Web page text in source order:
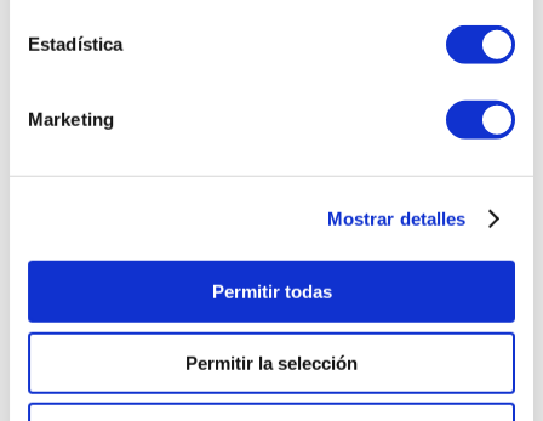
Estadística
Marketing
Mostrar detalles
Permitir todas
Permitir la selección
firmeza y fortalecer la barrera
saludable y rejuvenecida desde